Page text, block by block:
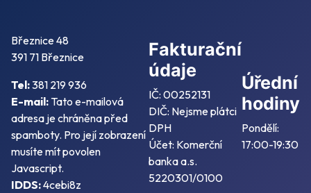
Březnice 48
391 71 Březnice
Tel:381 219 936
E-mail: Tato e-mailová
adresa je chráněna před
spamboty. Pro její zobrazení
musíte mít povolen
Javascript.
IDDS:4cebi8z
Fakturační
údaje
IČ: 00252131
DIČ: Nejsme plátci
DPH
Účet: Komerční
banka a.s.
5220301/0100
Úřední
hodiny
Pondělí:
17:00-19:30